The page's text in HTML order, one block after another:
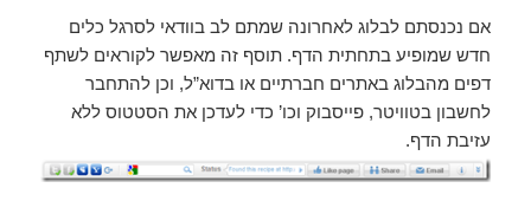
אם נכנסתם לבלוג לאחרונה שמתם לב בוודאי לסרגל כלים
חדש שמופיע בתחתית הדף. תוסף זה מאפשר לקוראים לשתף
דפים מהבלוג באתרים חברתיים או בדוא”ל, וכן להתחבר
לחשבון בטוויטר, פייסבוק וכו’ כדי לעדכן את הסטטוס ללא
עזיבת הדף.